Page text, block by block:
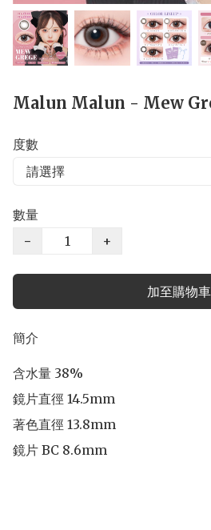
Malun Malun - Mew
度數
數量
−
+
加至購物車
簡介
含水量 38%
鏡片直徑 14.5mm
著色直徑 13.8mm